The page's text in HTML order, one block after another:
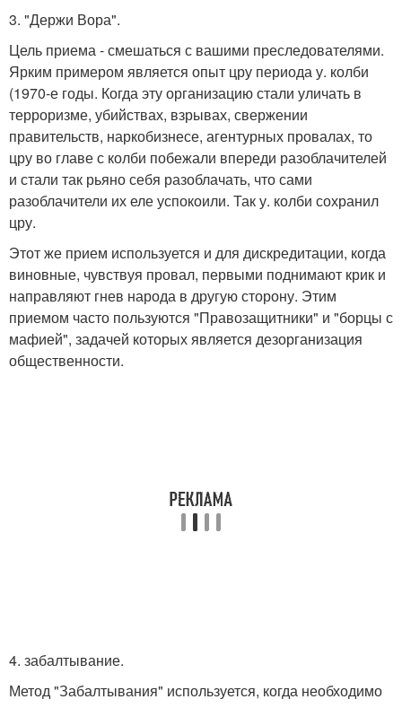
3. "Держи Вора".
Цель приема - смешаться с вашими преследователями.
Ярким примером является опыт цру периода у. колби
(1970-е годы. Когда эту организацию стали уличать в
терроризме, убийствах, взрывах, свержении
правительств, наркобизнесе, агентурных провалах, то
цру во главе с колби побежали впереди разоблачителей
и стали так рьяно себя разоблачать, что сами
разоблачители их еле успокоили. Так у. колби сохранил
цру.
Этот же прием используется и для дискредитации, когда
виновные, чувствуя провал, первыми поднимают крик и
направляют гнев народа в другую сторону. Этим
приемом часто пользуются "Правозащитники" и "борцы с
мафией", задачей которых является дезорганизация
общественности.
4. забалтывание.
Метод "Забалтывания" используется, когда необходимо